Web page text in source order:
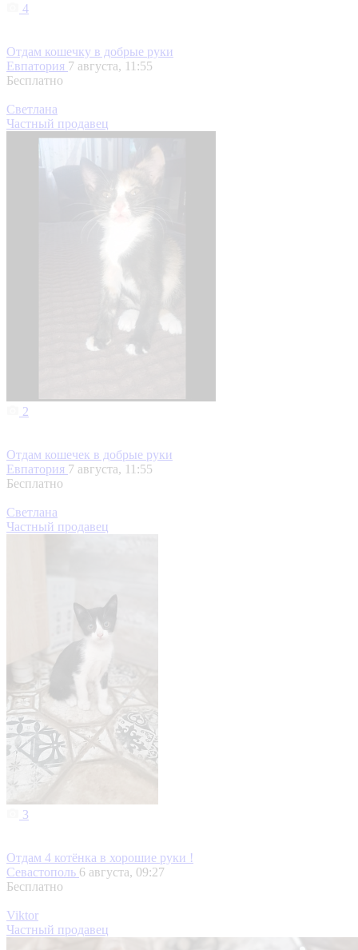
4
Отдам кошечку в добрые руки
Евпатория 7 августа, 11:55
Бесплатно
Светлана
Частный продавец
2
Отдам кошечек в добрые руки
Евпатория 7 августа, 11:55
Бесплатно
Светлана
Частный продавец
3
Отдам 4 котёнка в хорошие руки !
Севастополь 6 августа, 09:27
Бесплатно
Viktor
Частный продавец